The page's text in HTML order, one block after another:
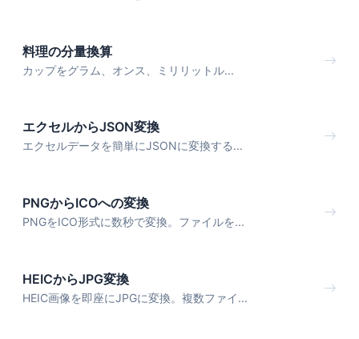
料理の分量換算
カップをグラム、オンス、ミリリットル...
エクセルからJSON変換
エクセルデータを簡単にJSONに変換する...
PNGからICOへの変換
PNGをICO形式に数秒で変換。ファイルを...
HEICからJPG変換
HEIC画像を即座にJPGに変換。複数ファイ...